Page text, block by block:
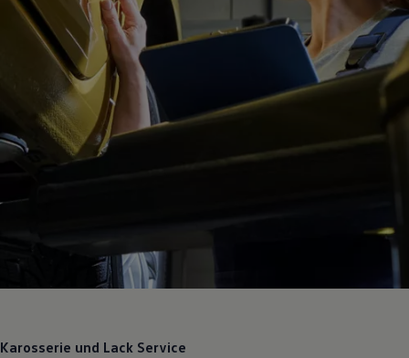
Karosserie und Lack Service